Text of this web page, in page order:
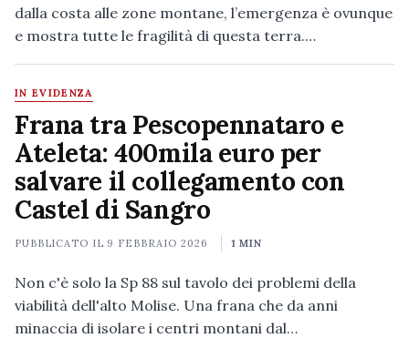
dalla costa alle zone montane, l’emergenza è ovunque
e mostra tutte le fragilità di questa terra.…
IN EVIDENZA
Frana tra Pescopennataro e
Ateleta: 400mila euro per
salvare il collegamento con
Castel di Sangro
PUBBLICATO IL 9 FEBBRAIO 2026 1 MIN
Non c'è solo la Sp 88 sul tavolo dei problemi della
viabilità dell'alto Molise. Una frana che da anni
minaccia di isolare i centri montani dal…